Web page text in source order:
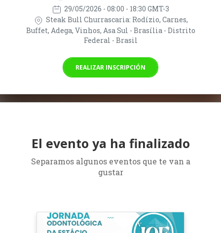
29/05/2026 - 08:00 - 18:30 GMT-3
Steak Bull Churrascaria: Rodízio, Carnes,
Buffet, Adega, Vinhos, Asa Sul - Brasília - Distrito
Federal - Brasil
REALIZAR INSCRIPCIÓN
El evento ya ha finalizado
Separamos algunos eventos que te van a
gustar